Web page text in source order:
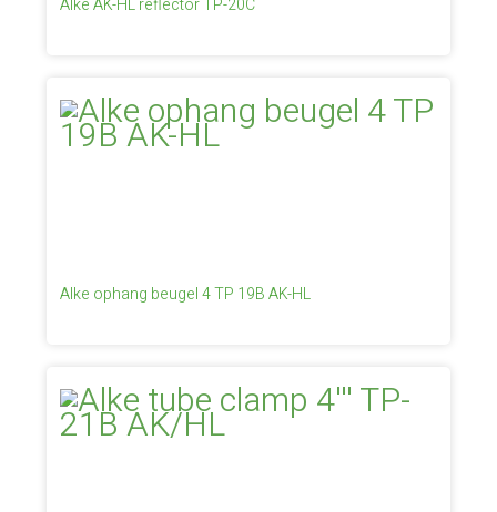
Alke AK-HL reflector TP-20C
Alke ophang beugel 4 TP 19B AK-HL